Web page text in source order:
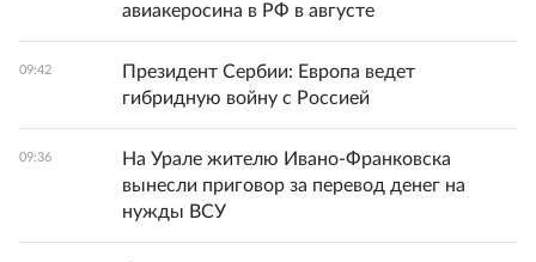
авиакеросина в РФ в августе
09:42
Президент Сербии: Европа ведет
гибридную войну с Россией
09:36
На Урале жителю Ивано-Франковска
вынесли приговор за перевод денег на
нужды ВСУ